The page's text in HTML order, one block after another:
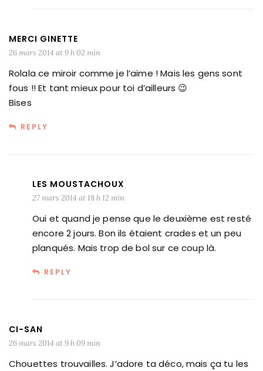
MERCI GINETTE
26 mars 2014 at 9 h 02 min
Rolala ce miroir comme je l’aime ! Mais les gens sont
fous !! Et tant mieux pour toi d’ailleurs 😉
Bises
REPLY
LES MOUSTACHOUX
27 mars 2014 at 18 h 12 min
Oui et quand je pense que le deuxième est resté
encore 2 jours. Bon ils étaient crades et un peu
planqués. Mais trop de bol sur ce coup là.
REPLY
CI-SAN
26 mars 2014 at 9 h 09 min
Chouettes trouvailles. J’adore ta déco, mais ça tu les